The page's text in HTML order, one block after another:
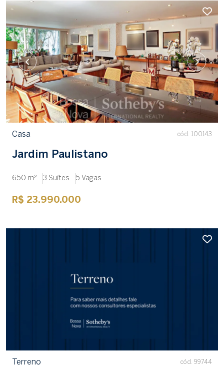
Casa cód. 100143
Jardim Paulistano
650 m² 3 Suítes 5 Vagas
R$ 23.990.000
Terreno cód. 99744